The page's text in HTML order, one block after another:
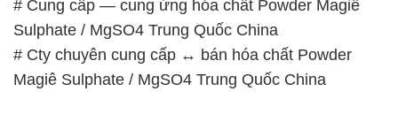
# Cung cấp — cung ứng hóa chất Powder Magiê
Sulphate / MgSO4 Trung Quốc China
# Cty chuyên cung cấp ↔ bán hóa chất Powder
Magiê Sulphate / MgSO4 Trung Quốc China